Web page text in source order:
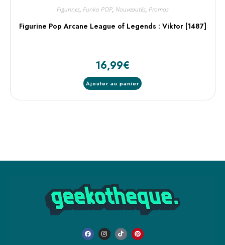
Figurines, Funko POP, Nouveautés, Promos
Figurine Pop Arcane League of Legends : Viktor [1487]
16,99€
Ajouter au panier